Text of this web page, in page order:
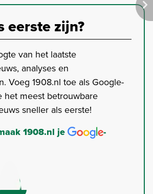
eerste zijn?
van het laatste
analyses en
Voeg 1908.nl toe als Google-
het meest betrouwbare
sneller als eerste!
1908.nl je
-